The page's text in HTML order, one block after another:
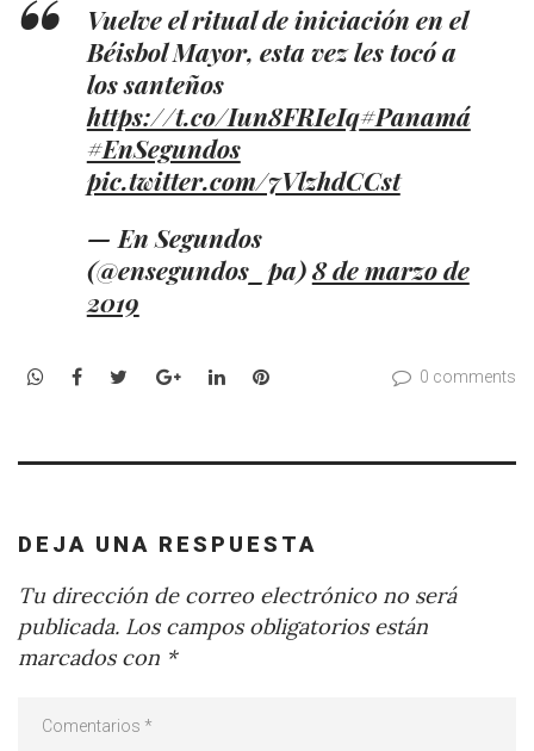
Vuelve el ritual de iniciación en el
Béisbol Mayor, esta vez les tocó a
los santeños
https://t.co/Iun8FRIeIq#Panamá
#EnSegundos
pic.twitter.com/7VlzhdCCst
— En Segundos
(@ensegundos_pa)8 de marzo de
2019
WhatsApp
Facebook
TwitterGoogle+LinkedInPinterest 0 comments
DEJA UNA RESPUESTA
Tu dirección de correo electrónico no será
publicada. Los campos obligatorios están
marcados con *